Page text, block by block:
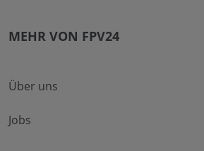
MEHR VON FPV24
Über uns
Jobs